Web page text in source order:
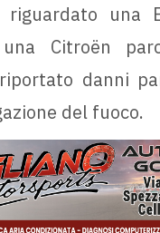
una
Citroën
danni
del fuoco.